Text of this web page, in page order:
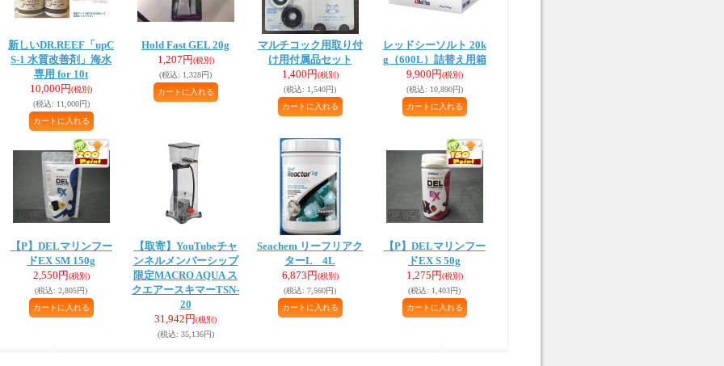
新しいDR.REEF「upC
S-1 水質改善剤」海水
専用 for 10t
10,000円(税別)
(税込: 11,000円)
Hold Fast GEL 20g
1,207円(税別)
(税込: 1,328円)
マルチコック用取り付
け用付属品セット
1,400円(税別)
(税込: 1,540円)
レッドシーソルト 20k
g（600L）詰替え用箱
9,900円(税別)
(税込: 10,890円)
【P】DELマリンフー
ドEX SM 150g
2,550円(税別)
(税込: 2,805円)
【取寄】YouTubeチャ
ンネルメンバーシップ
限定MACRO AQUA ス
クエアースキマーTSN-
20
31,942円(税別)
(税込: 35,136円)
Seachem リーフリアク
ターL 4L
6,873円(税別)
(税込: 7,560円)
【P】DELマリンフー
ドEX S 50g
1,275円(税別)
(税込: 1,403円)